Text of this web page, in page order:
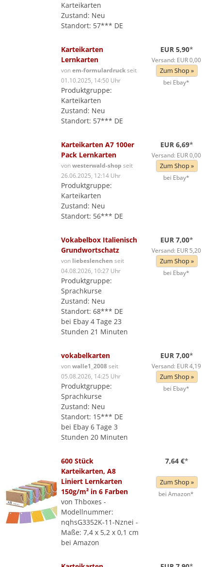
Karteikarten
Zustand: Neu
Standort: 57*** DE
Karteikarten
Lernkarten
vonem-formulardruckseit
01.10.2025, 14:50 Uhr
Produktgruppe:
Karteikarten
Zustand: Neu
Standort: 57*** DE
EUR 5,90*
Versand: EUR 0,00
Zum Shop »
bei Ebay*
Karteikarten A7 100er
Pack Lernkarten
vonwesterwald-shop seit
26.06.2025, 12:14 Uhr
Produktgruppe:
Karteikarten
Zustand: Neu
Standort: 56*** DE
EUR 6,69*
Versand: EUR 0,00
Zum Shop »
bei Ebay*
Vokabelbox Italienisch
Grundwortschatz
von liebeslenchen seit
04.08.2026, 10:27 Uhr
Produktgruppe:
Sprachkurse
Zustand: Neu
Standort: 68*** DE
bei Ebay 4 Tage 23
Stunden 21 Minuten
EUR 7,00*
Versand: EUR 5,20
Zum Shop »
bei Ebay*
vokabelkarten
vonwalle1_2008seit
05.08.2026, 14:25 Uhr
Produktgruppe:
Sprachkurse
Zustand: Neu
Standort: 15*** DE
bei Ebay 6 Tage 3
Stunden 20 Minuten
EUR 7,00*
Versand: EUR 4,19
Zum Shop »
bei Ebay*
600 Stück
Karteikarten, A8
Liniert Lernkarten
150g/m² in 6 Farben
von Thboxes -
Modellnummer:
nqhsG3352K-11-Nznei -
Maße: 7,4 x 5,2 x 0,1 cm
bei Amazon
7,64 €*
Zum Shop »
bei Amazon*